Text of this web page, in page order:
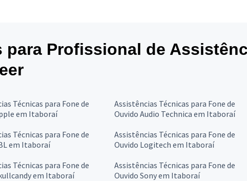
para Profissional de
Técnicas para Fone de
em Itaboraí
Assistências Técnicas para Fone de
Ouvido Audio Technica em Itaboraí
Técnicas para Fone de
em Itaboraí
Assistências Técnicas para Fone de
Ouvido Logitech em Itaboraí
Técnicas para Fone de
em Itaboraí
Assistências Técnicas para Fone de
Ouvido Sony em Itaboraí